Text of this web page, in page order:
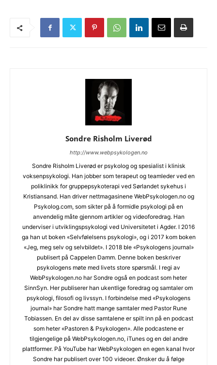
Sondre Risholm Liverød
http://www.webpsykologen.no
Sondre Risholm Liverød er psykolog og spesialist i klinisk
voksenpsykologi. Han jobber som terapeut og teamleder ved en
poliklinikk for gruppepsykoterapi ved Sørlandet sykehus i
Kristiansand. Han driver nettmagasinene WebPsykologen.no og
Psykolog.com, som sikter på å formidle psykologi på en
anvendelig måte gjennom artikler og videoforedrag. Han
underviser i utviklingspsykologi ved Universitetet i Agder. I 2016
ga han ut boken «Selvfølelsens psykologi», og i 2017 kom boken
«Jeg, meg selv og selvbildet». I 2018 ble «Psykologens journal»
publisert på Cappelen Damm. Denne boken beskriver
psykologens møte med livets store spørsmål. I regi av
WebPsykologen.no har Sondre også en podcast som heter
SinnSyn. Her publiserer han ukentlige foredrag og samtaler om
psykologi, filosofi og livssyn. I forbindelse med «Psykologens
journal» har Sondre hatt mange samtaler med Pastor Rune
Tobiassen. En del av disse samtalene er spilt inn på en podcast
som heter «Pastoren & Psykologen». Alle podcastene er
tilgjengelige på WebPsykologen.no, iTunes og en del andre
plattformer. På YouTube har WebPsykologen en egen kanal hvor
Sondre har publisert over 100 videoer. Ønsker du å følge